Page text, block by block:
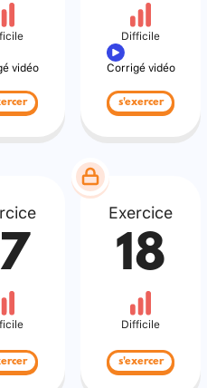
vidéo
Difficile
Corrigé vidéo
s'exercer
Exercice
18
Difficile
s'exercer